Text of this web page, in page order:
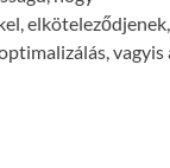
elköteleződjenek,
vagyis